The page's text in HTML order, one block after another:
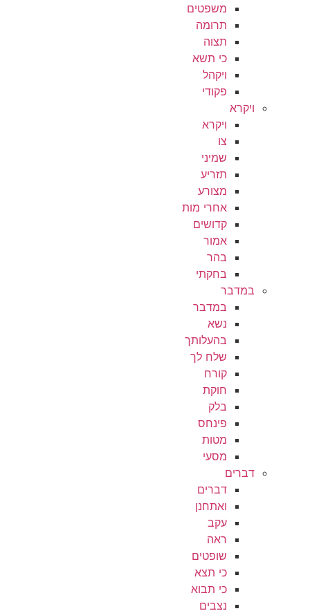
משפטים
תרומה
תצוה
כי תשא
ויקהל
פקודי
ויקרא
ויקרא
צו
שמיני
תזריע
מצורע
אחרי מות
קדושים
אמור
בהר
בחקתי
במדבר
במדבר
נשא
בהעלותך
שלח לך
קורח
חוקת
בלק
פינחס
מטות
מסעי
דברים
דברים
ואתחנן
עקב
ראה
שופטים
כי תצא
כי תבוא
נצבים